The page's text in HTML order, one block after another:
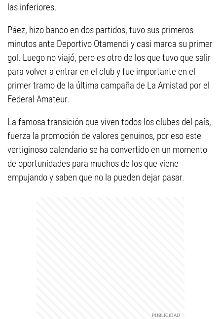
las inferiores.
Páez, hizo banco en dos partidos, tuvo sus primeros
minutos ante Deportivo Otamendi y casi marca su primer
gol. Luego no viajó, pero es otro de los que tuvo que salir
para volver a entrar en el club y fue importante en el
primer tramo de la última campaña de La Amistad por el
Federal Amateur.
La famosa transición que viven todos los clubes del país,
fuerza la promoción de valores genuinos, por eso este
vertiginoso calendario se ha convertido en un momento
de oportunidades para muchos de los que viene
empujando y saben que no la pueden dejar pasar.